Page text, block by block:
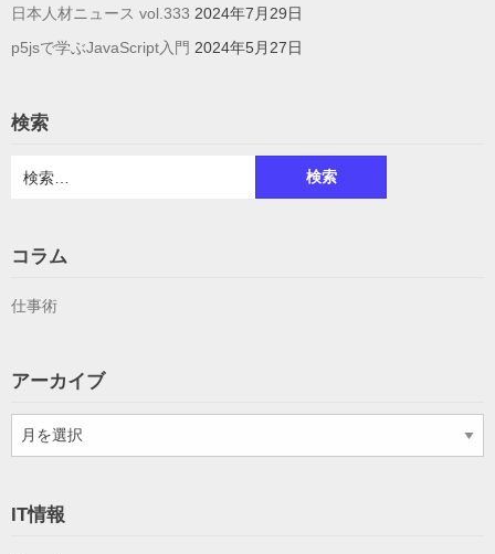
日本人材ニュース vol.333 2024年7月29日
p5jsで学ぶJavaScript入門 2024年5月27日
検索
索:
コラム
仕事術
アーカイブ
ー
IT情報